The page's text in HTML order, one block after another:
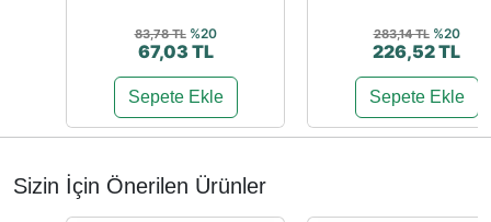
83,78 TL %20
67,03 TL
Sepete Ekle
283,14 TL %20
226,52 TL
Sepete Ekle
Sizin İçin Önerilen Ürünler